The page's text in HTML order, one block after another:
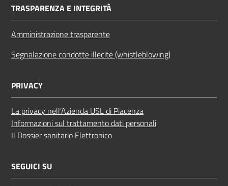
TRASPARENZA E INTEGRITÀ
Amministrazione trasparente
Segnalazione condotte illecite (whistleblowing)
PRIVACY
La privacy nell’Azienda USL di Piacenza
Informazioni sul trattamento dati personali
Il Dossier sanitario Elettronico
SEGUICI SU